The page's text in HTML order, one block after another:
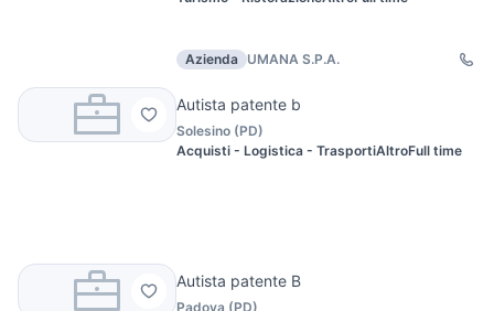
Azienda UMANA S.P.A.
Autista patente b
Solesino (PD)
Acquisti - Logistica - TrasportiAltroFull time
Autista patente B
Padova (PD)